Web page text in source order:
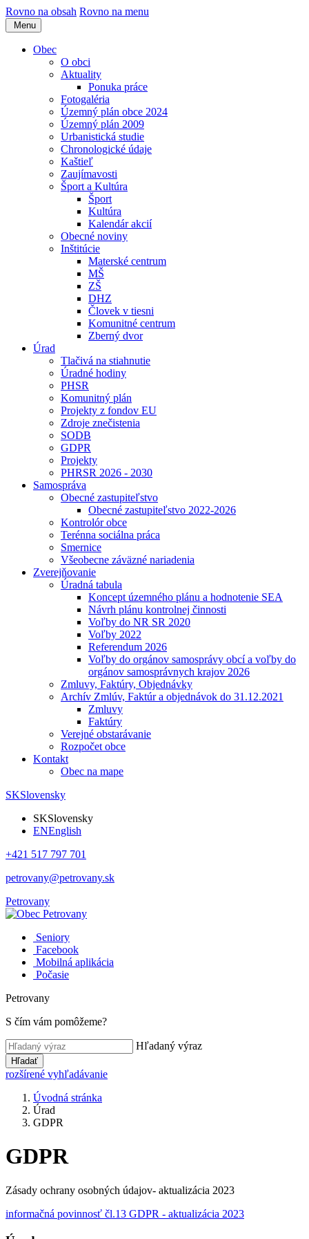
Rovno na obsah Rovno na menu
Menu
Obec
O obci
Aktuality
Ponuka práce
Fotogaléria
Územný plán obce 2024
Územný plán 2009
Urbanistická studie
Chronologické údaje
Kaštieľ
Zaujímavosti
Šport a Kultúra
Šport
Kultúra
Kalendár akcií
Obecné noviny
Inštitúcie
Materské centrum
MŠ
ZŠ
DHZ
Človek v tiesni
Komunitné centrum
Zberný dvor
Úrad
Tlačivá na stiahnutie
Úradné hodiny
PHSR
Komunitný plán
Projekty z fondov EU
Zdroje znečistenia
SODB
GDPR
Projekty
PHRSR 2026 - 2030
Samospráva
Obecné zastupiteľstvo
Obecné zastupiteľstvo 2022-2026
Kontrolór obce
Terénna sociálna práca
Smernice
Všeobecne záväzné nariadenia
Zverejňovanie
Úradná tabula
Koncept územného plánu a hodnotenie SEA
Návrh plánu kontrolnej činnosti
Voľby do NR SR 2020
Voľby 2022
Referendum 2026
Voľby do orgánov samosprávy obcí a voľby do
orgánov samosprávnych krajov 2026
Zmluvy, Faktúry, Objednávky
Archív Zmlúv, Faktúr a objednávok do 31.12.2021
Zmluvy
Faktúry
Verejné obstarávanie
Rozpočet obce
Kontakt
Obec na mape
SKSlovensky
SKSlovensky
ENEnglish
+421 517 797 701
petrovany@petrovany.sk
Petrovany
Seniory
Facebook
Mobilná aplikácia
Počasie
Petrovany
S čím vám pomôžeme?
Hľadaný výraz
Hľadať
rozšírené vyhľadávanie
Úvodná stránka
Úrad
GDPR
GDPR
Zásady ochrany osobných údajov- aktualizácia 2023
informačná povinnosť čl.13 GDPR - aktualizácia 2023